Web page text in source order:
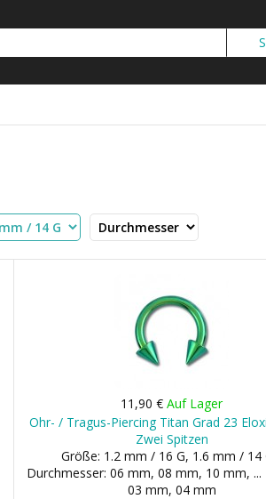
11,90 €Auf Lager
Ohr- / Tragus-Piercing Titan Grad 23
Zwei Spitzen
Größe: 1.2 mm / 16 G, 1.6 mm / 14
Durchmesser: 06 mm, 08 mm, 10 mm, ...
03 mm, 04 mm